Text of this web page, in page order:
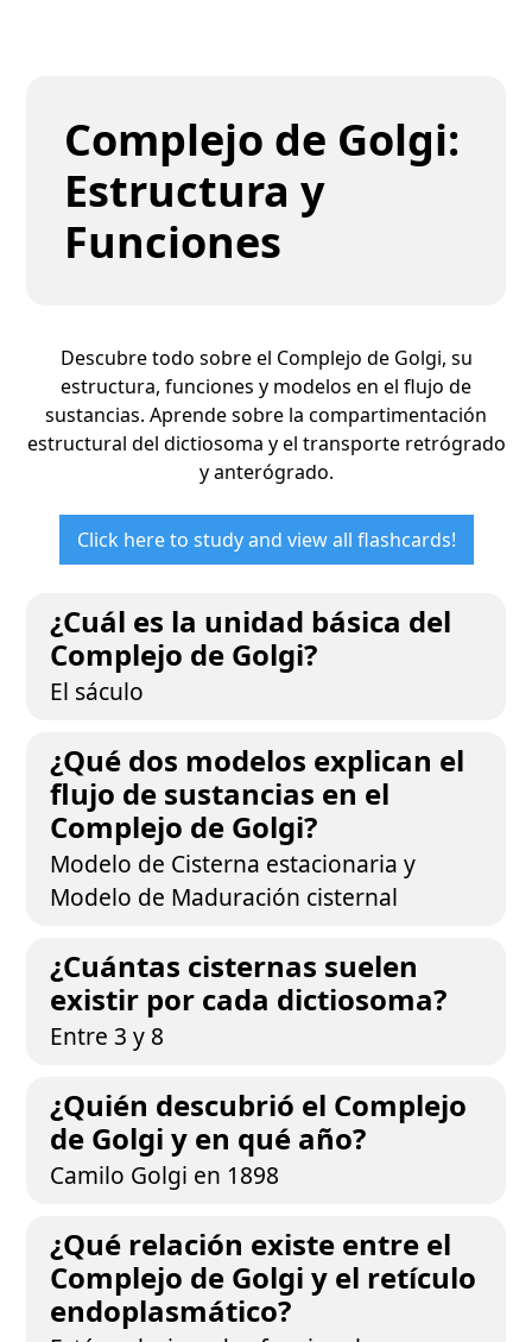
Complejo de Golgi:
Estructura y
Funciones
Descubre todo sobre el Complejo de Golgi, su
estructura, funciones y modelos en el flujo de
sustancias. Aprende sobre la compartimentación
estructural del dictiosoma y el transporte retrógrado
y anterógrado.
Click here to study and view all flashcards!
¿Cuál es la unidad básica del
Complejo de Golgi?
El sáculo
¿Qué dos modelos explican el
flujo de sustancias en el
Complejo de Golgi?
Modelo de Cisterna estacionaria y
Modelo de Maduración cisternal
¿Cuántas cisternas suelen
existir por cada dictiosoma?
Entre 3 y 8
¿Quién descubrió el Complejo
de Golgi y en qué año?
Camilo Golgi en 1898
¿Qué relación existe entre el
Complejo de Golgi y el retículo
endoplasmático?